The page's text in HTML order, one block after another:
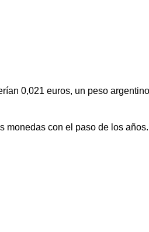
0,021 euros, un peso argentino
monedas con el paso de los años.